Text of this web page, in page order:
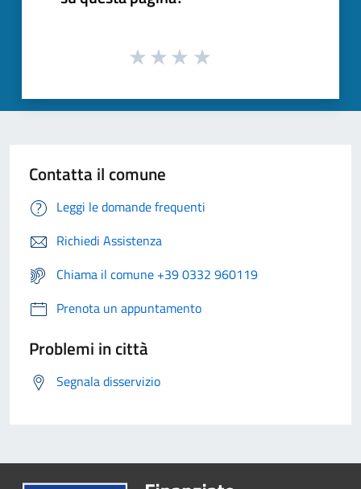
Contatta il comune
Leggi le domande frequenti
Richiedi Assistenza
Chiama il comune +39 0332 960119
Prenota un appuntamento
Problemi in città
Segnala disservizio